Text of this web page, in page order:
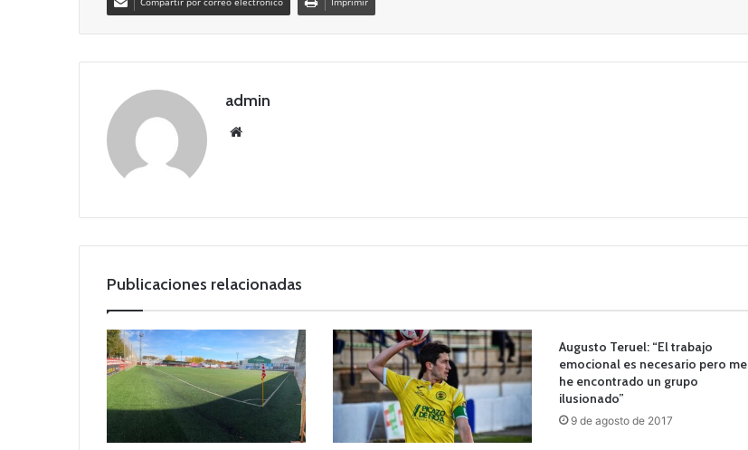
admin
Publicaciones relacionadas
Augusto Teruel: “El trabajo
emocional es necesario pero me
he encontrado un grupo
ilusionado”
9 de agosto de 2017